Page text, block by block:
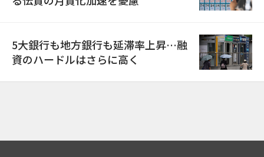
5大銀行も地方銀行も延滞率上昇…融
資のハードルはさらに高く